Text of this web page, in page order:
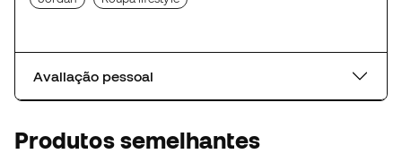
Avaliação pessoal
Produtos semelhantes